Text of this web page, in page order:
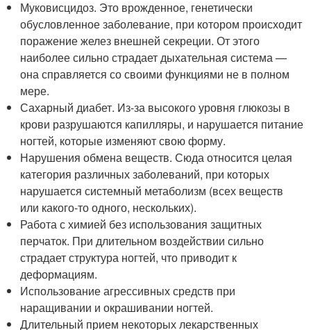
Муковисцидоз. Это врожденное, генетически
обусловленное заболевание, при котором происходит
поражение желез внешней секреции. От этого
наиболее сильно страдает дыхательная система —
она справляется со своими функциями не в полном
мере.
Сахарный диабет. Из-за высокого уровня глюкозы в
крови разрушаются капилляры, и нарушается питание
ногтей, которые изменяют свою форму.
Нарушения обмена веществ. Сюда относится целая
категория различных заболеваний, при которых
нарушается системный метаболизм (всех веществ
или какого-то одного, нескольких).
Работа с химией без использования защитных
перчаток. При длительном воздействии сильно
страдает структура ногтей, что приводит к
деформациям.
Использование агрессивных средств при
наращивании и окрашивании ногтей.
Длительный прием некоторых лекарственных